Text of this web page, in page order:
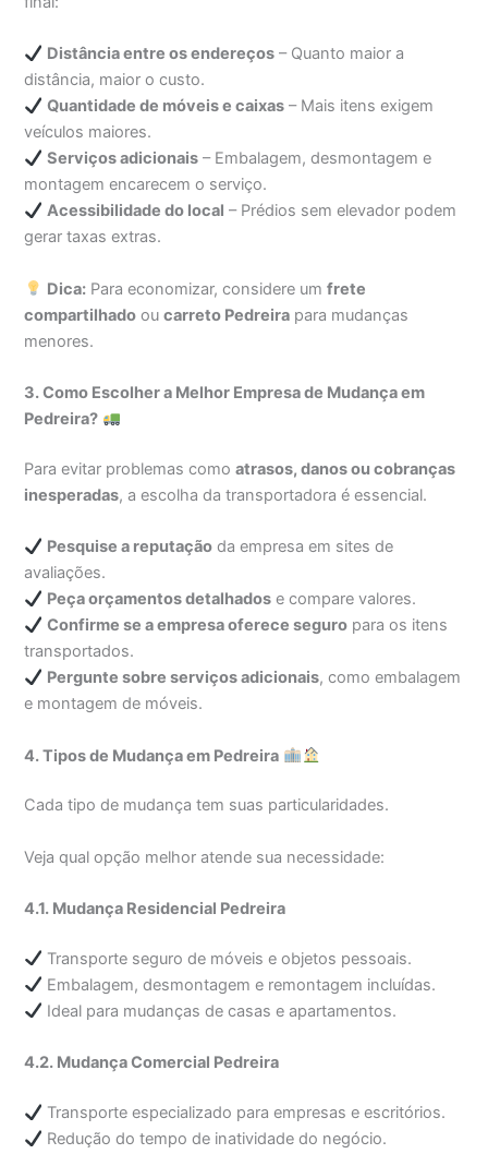
Distância entre os endereços – Quanto maior a
distância, maior o custo.
Quantidade de móveis e caixas – Mais itens exigem
veículos maiores.
Serviços adicionais – Embalagem, desmontagem e
montagem encarecem o serviço.
Acessibilidade do local – Prédios sem elevador podem
gerar taxas extras.
Dica: Para economizar, considere umfrete
compartilhado oucarreto Pedreira para mudanças
menores.
3. Como Escolher a Melhor Empresa de Mudança em
Pedreira?
Para evitar problemas comoatrasos, danos ou cobranças
inesperadas, a escolha da transportadora é essencial.
Pesquise a reputação da empresa em sites de
avaliações.
Peça orçamentos detalhados e compare valores.
Confirme se a empresa oferece seguro para os itens
transportados.
Pergunte sobre serviços adicionais, como embalagem
e montagem de móveis.
4. Tipos de Mudança em Pedreira
Cada tipo de mudança tem suas particularidades.
Veja qual opção melhor atende sua necessidade:
4.1. Mudança Residencial Pedreira
Transporte seguro de móveis e objetos pessoais.
Embalagem, desmontagem e remontagem incluídas.
Ideal para mudanças de casas e apartamentos.
4.2. Mudança Comercial Pedreira
Transporte especializado para empresas e escritórios.
Redução do tempo de inatividade do negócio.